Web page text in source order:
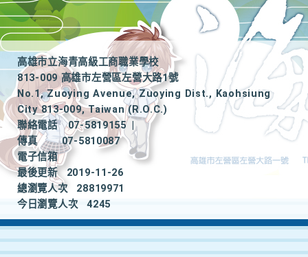
高雄市立海青高級工商職業學校
813-009 高雄市左營區左營大路1號
No.1, Zuoying Avenue, Zuoying Dist., Kaohsiung
City 813-009, Taiwan (R.O.C.)
聯絡電話
07-5819155
|
傳真
07-5810087
電子信箱
最後更新
2019-11-26
總瀏覽人次
28819971
今日瀏覽人次
4245